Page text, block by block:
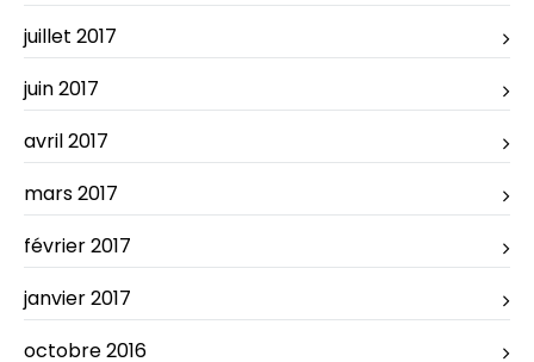
juillet 2017
juin 2017
avril 2017
mars 2017
février 2017
janvier 2017
octobre 2016